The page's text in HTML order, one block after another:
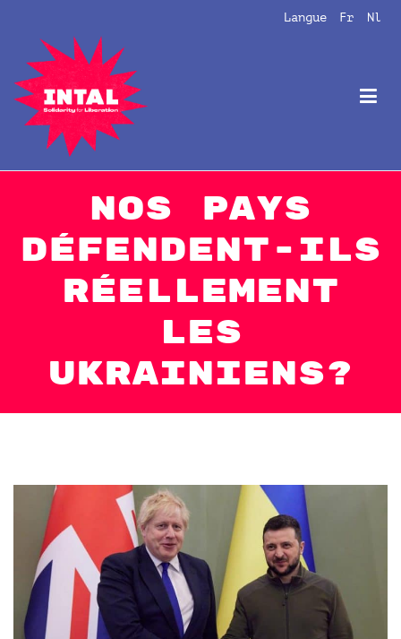
Langue Fr Nl
Intal
Globalize Solidarity!
Nos pays
défendent-ils
réellement
les
Ukrainiens?